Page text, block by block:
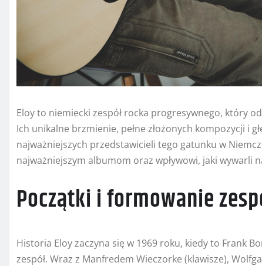
Eloy to niemiecki zespół rocka progresywnego, który
Ich unikalne brzmienie, pełne złożonych kompozycji i
najważniejszych przedstawicieli tego gatunku w
najważniejszym albumom oraz wpływowi, jaki wywarli
Początki i formowanie
Historia Eloy zaczyna się w 1969 roku, kiedy to Frank
zespół. Wraz z Manfredem Wieczorke (klawisze),